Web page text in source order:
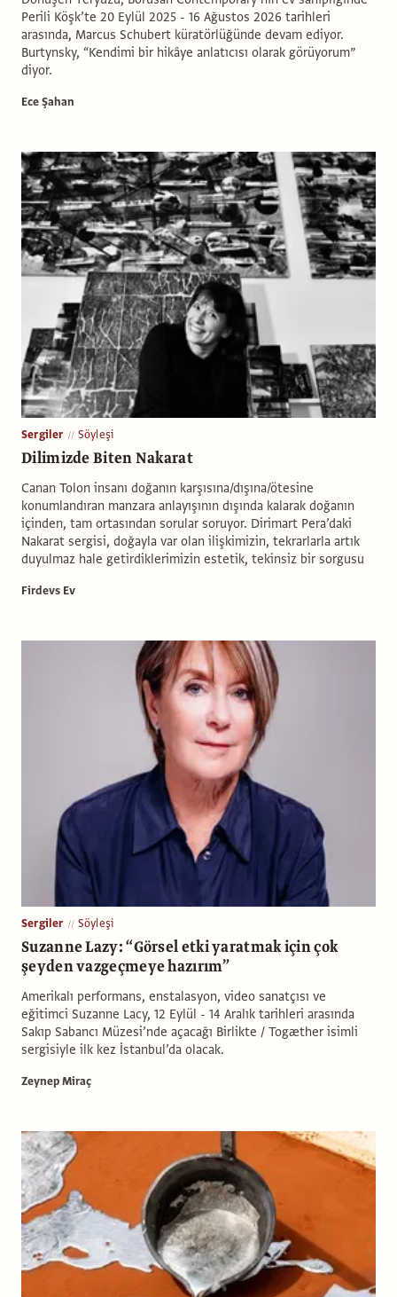
Perili Köşk’te 20 Eylül 2025 - 16 Ağustos 2026 tarihleri
arasında, Marcus Schubert küratörlüğünde devam ediyor.
Burtynsky, “Kendimi bir hikâye anlatıcısı olarak görüyorum”
diyor.
Ece Şahan
Sergiler Söyleşi
Dilimizde Biten Nakarat
Canan Tolon insanı doğanın karşısına/dışına/ötesine
konumlandıran manzara anlayışının dışında kalarak doğanın
içinden, tam ortasından sorular soruyor. Dirimart Pera’daki
Nakarat sergisi, doğayla var olan ilişkimizin, tekrarlarla artık
duyulmaz hale getirdiklerimizin estetik, tekinsiz bir sorgusu
Firdevs Ev
Sergiler Söyleşi
Suzanne Lazy: “Görsel etki yaratmak için çok
şeyden vazgeçmeye hazırım”
Amerikalı performans, enstalasyon, video sanatçısı ve
eğitimci Suzanne Lacy, 12 Eylül - 14 Aralık tarihleri arasında
Sakıp Sabancı Müzesi’nde açacağı Birlikte / Togæther isimli
sergisiyle ilk kez İstanbul’da olacak.
Zeynep Miraç